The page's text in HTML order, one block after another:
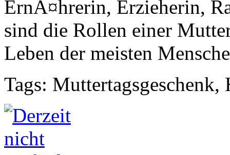
ErnÃ¤hrerin, Erzieherin,
sind die Rollen einer
Leben der meisten
Tags: Muttertagsgeschenk,